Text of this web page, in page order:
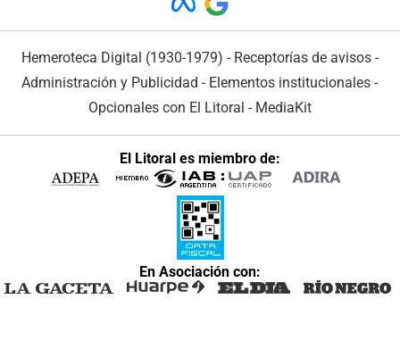
Hemeroteca Digital (1930-1979) - Receptorías de avisos -
Administración y Publicidad - Elementos institucionales -
Opcionales con El Litoral - MediaKit
El Litoral es miembro de:
En Asociación con: